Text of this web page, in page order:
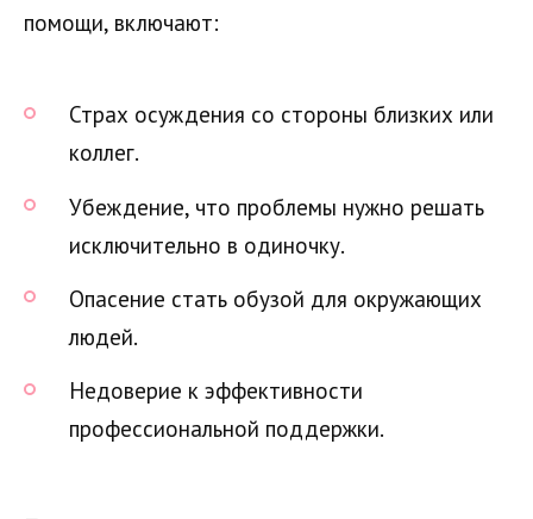
помощи, включают:
Страх осуждения со стороны близких или
коллег.
Убеждение, что проблемы нужно решать
исключительно в одиночку.
Опасение стать обузой для окружающих
людей.
Недоверие к эффективности
профессиональной поддержки.